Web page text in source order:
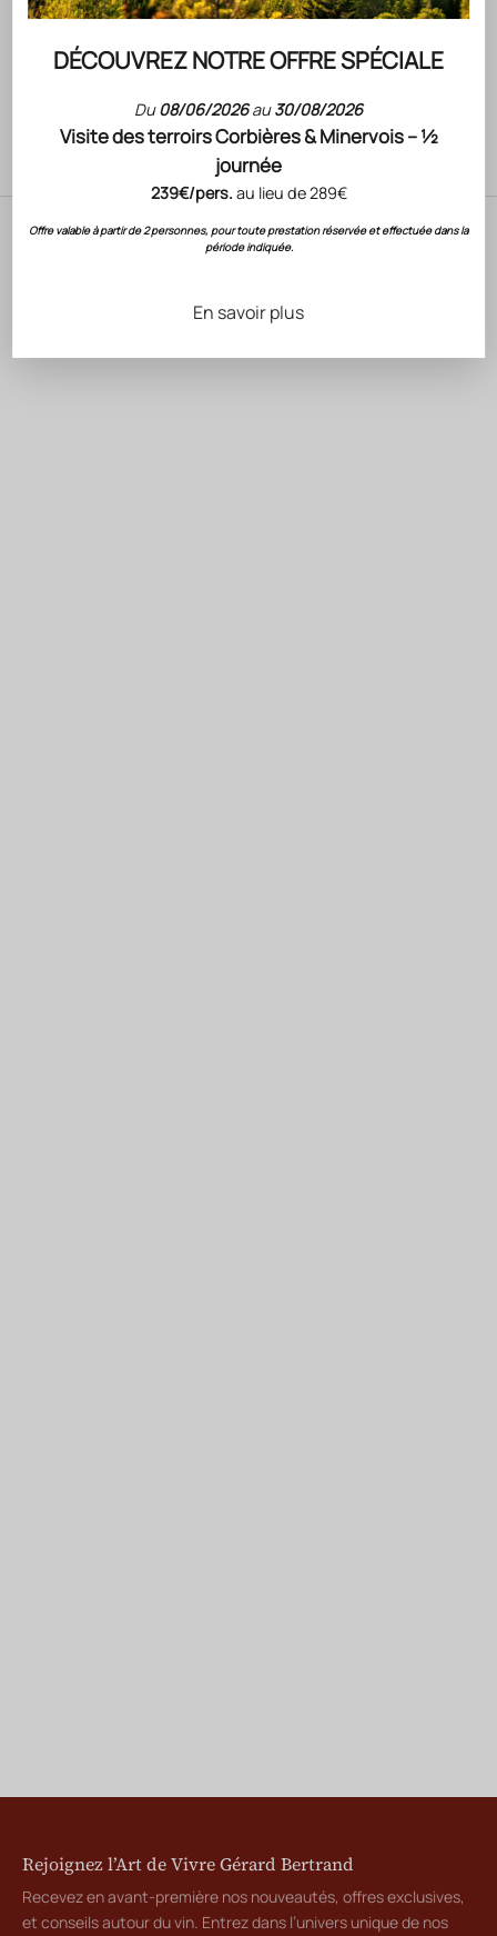
DÉCOUVREZ NOTRE OFFRE SPÉCIALE
Du08/06/2026au30/08/2026
Visite des terroirs Corbières & Minervois – ½
journée
239€/pers. au lieu de 289€
Offre valable à partir de 2 personnes, pour toute prestation réservée et effectuée dans la
période indiquée.
En savoir plus
rouge
Rejoignez l’Art de Vivre Gérard Bertrand
Recevez en avant-première nos nouveautés, offres exclusives,
et conseils autour du vin. Entrez dans l’univers unique de nos